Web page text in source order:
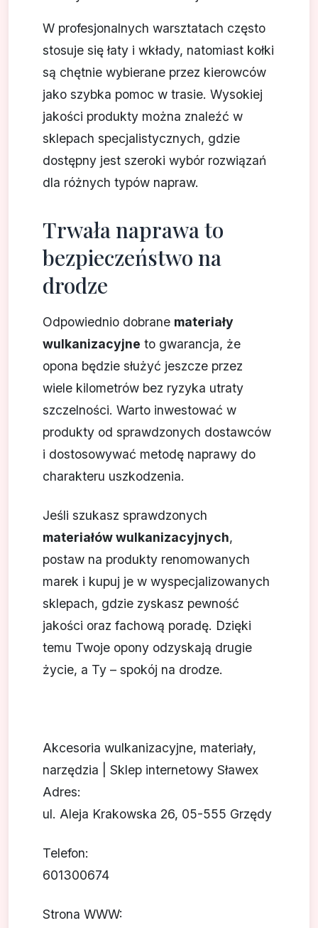
W profesjonalnych warsztatach często
stosuje się łaty i wkłady, natomiast kołki
są chętnie wybierane przez kierowców
jako szybka pomoc w trasie. Wysokiej
jakości produkty można znaleźć w
sklepach specjalistycznych, gdzie
dostępny jest szeroki wybór rozwiązań
dla różnych typów napraw.
Trwała naprawa to
bezpieczeństwo na
drodze
Odpowiednio dobrane materiały
wulkanizacyjne to gwarancja, że
opona będzie służyć jeszcze przez
wiele kilometrów bez ryzyka utraty
szczelności. Warto inwestować w
produkty od sprawdzonych dostawców
i dostosowywać metodę naprawy do
charakteru uszkodzenia.
Jeśli szukasz sprawdzonych
materiałów wulkanizacyjnych,
postaw na produkty renomowanych
marek i kupuj je w wyspecjalizowanych
sklepach, gdzie zyskasz pewność
jakości oraz fachową poradę. Dzięki
temu Twoje opony odzyskają drugie
życie, a Ty – spokój na drodze.
Akcesoria wulkanizacyjne, materiały,
narzędzia | Sklep internetowy Sławex
Adres:
ul. Aleja Krakowska 26, 05-555 Grzędy
Telefon:
601300674
Strona WWW: